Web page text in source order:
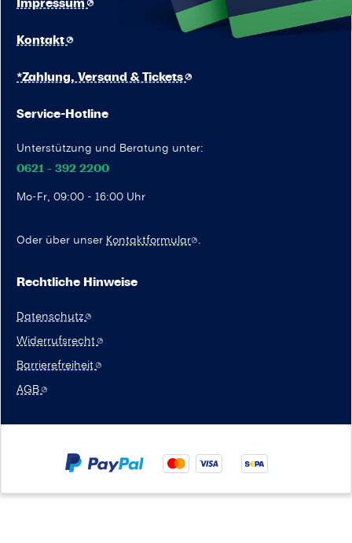
Service-Hotline
Unterstützung und Beratung unter:
0621 - 392 2200
Mo-Fr, 09:00 - 16:00 Uhr
Oder über unser Kontaktformular .
Kontakt
*Zahlung, Versand & Tickets
Rechtliche Hinweise
Datenschutz
Widerrufsrecht
Barrierefreiheit
AGB